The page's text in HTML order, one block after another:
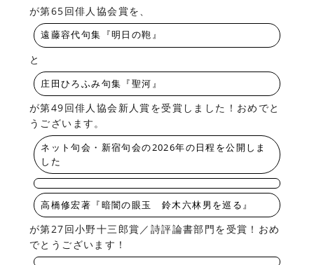
が第65回俳人協会賞を、
遠藤容代句集『明日の鞄』
と
庄田ひろふみ句集『聖河』
が第49回俳人協会新人賞を受賞しました！おめでと
うございます。
ネット句会・新宿句会の2026年の日程を公開しま
した
高橋修宏著『暗闇の眼玉 鈴木六林男を巡る』
が第27回小野十三郎賞／詩評論書部門を受賞！おめ
でとうございます！